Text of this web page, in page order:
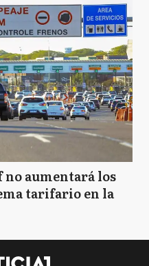
aumentará los
tarifario en la